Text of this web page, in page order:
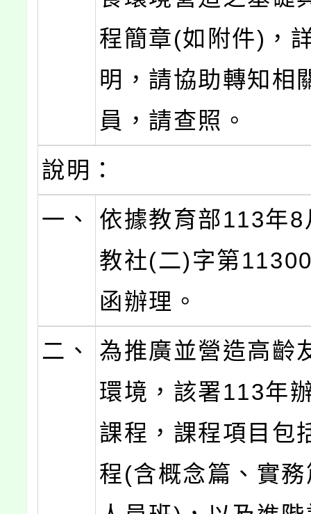
程簡章(如附件)，
明，請協助轉知相
員，請查照。
說明：
一、
依據教育部113年
教社(二)字第
函辦理。
二、
為推廣並營造高齡
環境，該署113年
課程，課程項目包
程(含概念篇、實